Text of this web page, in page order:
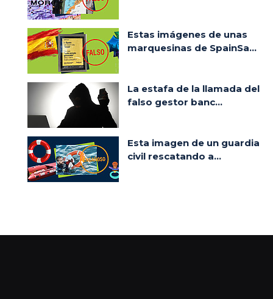
Estas imágenes de unas
marquesinas de SpainSa...
La estafa de la llamada del
falso gestor banc...
Esta imagen de un guardia
civil rescatando a...